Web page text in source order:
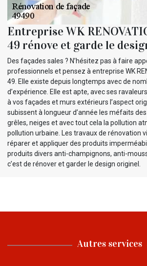
Entreprise WK
49 rénove et garde le
Des façades sales ? N’hésitez pas à faire
professionnels et pensez à entreprise WK
49. Elle existe depuis longtemps avec de
d’expérience. Elle est apte, avec ses
à vos façades et murs extérieurs l’aspect
subissent à longueur d’année les méfaits
grêles, neiges et avec tout cela la pollution
pollution urbaine. Les travaux de rénovation
réparer et appliquer des produits
produits divers anti-champignons, anti-
c’est de rénover et garder le design originel.
Autres services